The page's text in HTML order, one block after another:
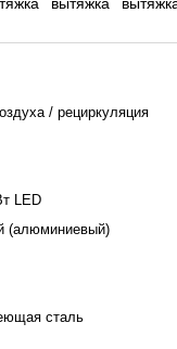
/ рециркуляция
LED
(алюминиевый)
сталь